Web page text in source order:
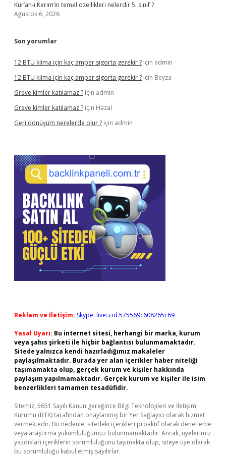
Kur’an-ı Kerim’in temel özellikleri nelerdir 5. sınıf ?
Ağustos 6, 2026
Son yorumlar
12 BTU klima için kaç amper sigorta gerekir ? için admin
12 BTU klima için kaç amper sigorta gerekir ? için Beyza
Greve kimler katılamaz ? için admin
Greve kimler katılamaz ? için Hazal
Geri dönüşüm nerelerde olur ? için admin
Reklam ve İletişim: Skype: live:.cid.575569c608265c69
Yasal Uyarı: Bu internet sitesi, herhangi bir marka, kurum
veya şahıs şirketi ile hiçbir bağlantısı bulunmamaktadır.
Sitede yalnızca kendi hazırladığımız makaleler
paylaşılmaktadır. Burada yer alan içerikler haber niteliği
taşımamakta olup, gerçek kurum ve kişiler hakkında
paylaşım yapılmamaktadır. Gerçek kurum ve kişiler ile isim
benzerlikleri tamamen tesadüfidir.
Sitemiz, 5651 Sayılı Kanun gereğince Bilgi Teknolojileri ve İletişim
Kurumu (BTK) tarafından onaylanmış bir Yer Sağlayıcı olarak hizmet
vermektedir. Bu nedenle, sitedeki içerikleri proaktif olarak denetleme
veya araştırma yükümlülüğümüz bulunmamaktadır. Ancak, üyelerimiz
yazdıkları içeriklerin sorumluluğunu taşımakta olup, siteye üye olarak
bu sorumluluğu kabul etmiş sayılırlar.